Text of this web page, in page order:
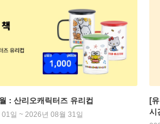
: 산리오캐릭터즈 유리컵
일 ~ 2026년 08월 31일
[
시